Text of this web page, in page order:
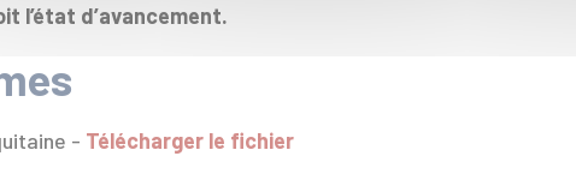
l’état d’avancement.
- Télécharger le fichier